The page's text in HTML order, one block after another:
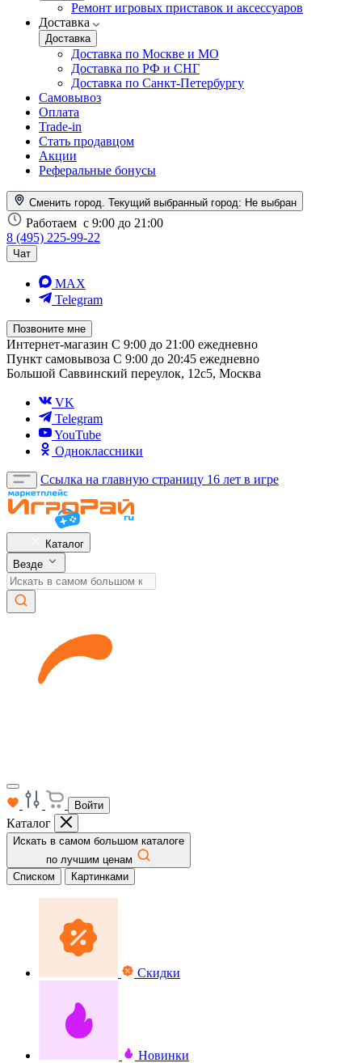
Ремонт игровых приставок и аксессуаров
Доставка
Доставка
Доставка по Москве и МО
Доставка по РФ и СНГ
Доставка по Санкт-Петербургу
Самовывоз
Оплата
Trade-in
Стать продавцом
Акции
Реферальные бонусы
Сменить город. Текущий выбранный город: Не выбран
Работаем с 9:00 до 21:00
8 (495) 225-99-22
Чат
MAX
Telegram
Позвоните мне
Интернет-магазин С 9:00 до 21:00 ежедневно
Пункт самовывоза С 9:00 до 20:45 ежедневно
Большой Саввинский переулок, 12с5, Москва
VK
Telegram
YouTube
Одноклассники
Ссылка на главную страницу 16 лет в игре
Каталог
Везде
Войти
Каталог
Искать в самом большом каталоге
по лучшим ценам
Списком
Картинками
Скидки
Новинки